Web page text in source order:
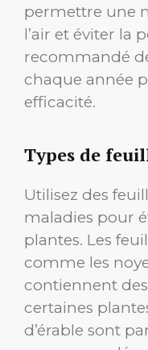
permettre une
l’air et éviter la
recommandé
chaque année
efficacité.
Types de
Utilisez des
maladies pour
plantes. Les
comme les
contiennent
certaines
d’érable sont